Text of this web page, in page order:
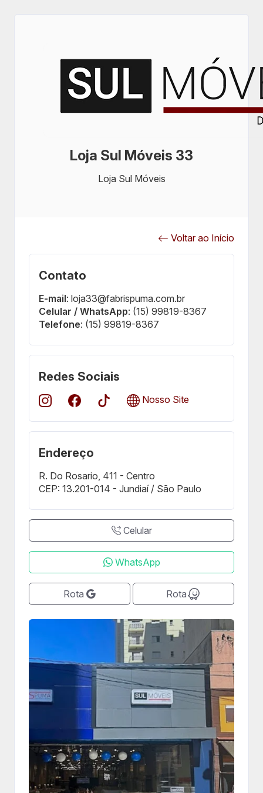
Loja Sul Móveis 33
Loja Sul Móveis
Voltar ao Início
Contato
E-mail: loja33@fabrispuma.com.br
Celular / WhatsApp: (15) 99819-8367
Telefone: (15) 99819-8367
Redes Sociais
Nosso Site
Endereço
R. Do Rosario, 411 - Centro
CEP: 13.201-014 - Jundiaí / São Paulo
Celular
WhatsApp
Rota Rota